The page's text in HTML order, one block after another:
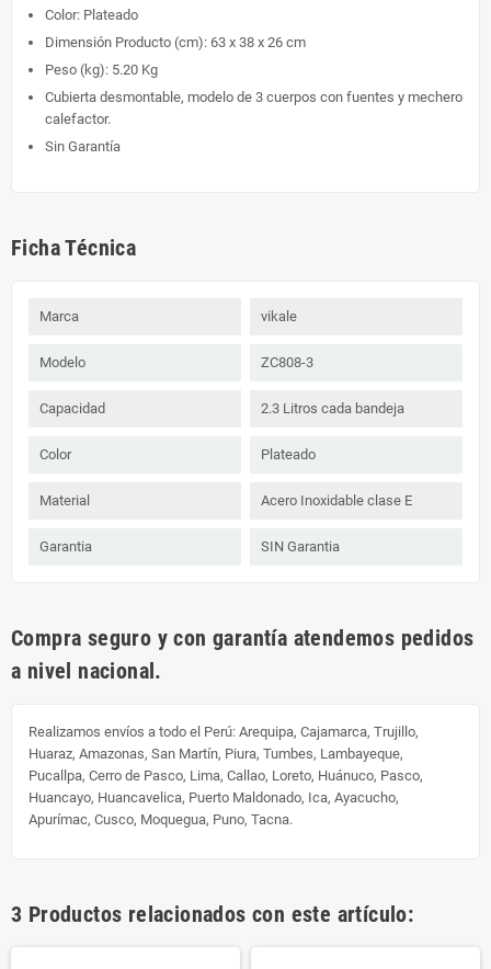
Color: Plateado
Dimensión Producto (cm): 63 x 38 x 26 cm
Peso (kg): 5.20 Kg
Cubierta desmontable, modelo de 3 cuerpos con fuentes y mechero
calefactor.
Sin Garantía
Ficha Técnica
Marca vikale
Modelo ZC808-3
Capacidad 2.3 Litros cada bandeja
Color Plateado
Material Acero Inoxidable clase E
Garantia SIN Garantia
Compra seguro y con garantía atendemos pedidos
a nivel nacional.
Realizamos envíos a todo el Perú: Arequipa, Cajamarca, Trujillo,
Huaraz, Amazonas, San Martín, Piura, Tumbes, Lambayeque,
Pucallpa, Cerro de Pasco, Lima, Callao, Loreto, Huánuco, Pasco,
Huancayo, Huancavelica, Puerto Maldonado, Ica, Ayacucho,
Apurímac, Cusco, Moquegua, Puno, Tacna.
3 Productos relacionados con este artículo: